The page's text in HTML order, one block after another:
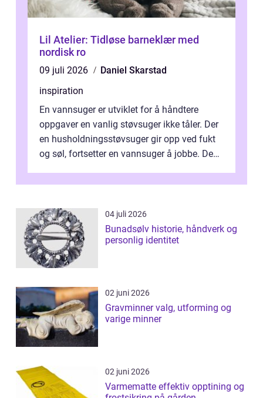
Lil Atelier: Tidløse barneklær med
nordisk ro
09 juli 2026
Daniel Skarstad
inspiration
En vannsuger er utviklet for å håndtere
oppgaver en vanlig støvsuger ikke tåler. Der
en husholdningsstøvsuger gir opp ved fukt
og søl, fortsetter en vannsuger å jobbe. Den
04 juli 2026
Bunadsølv historie, håndverk og
personlig identitet
02 juni 2026
Gravminner valg, utforming og
varige minner
02 juni 2026
Varmematte effektiv opptining og